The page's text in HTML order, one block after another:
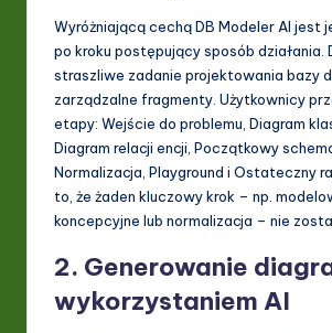
Wyróżniającą cechą DB Modeler AI jest
po kroku postępujący sposób działania.
straszliwe zadanie projektowania bazy
zarządzalne fragmenty. Użytkownicy
etapy: Wejście do problemu, Diagram
Diagram relacji encji, Początkowy
Normalizacja, Playground i Ostateczny
to, że żaden kluczowy krok – np.
koncepcyjne lub normalizacja – nie
2. Generowanie
wykorzystaniem AI